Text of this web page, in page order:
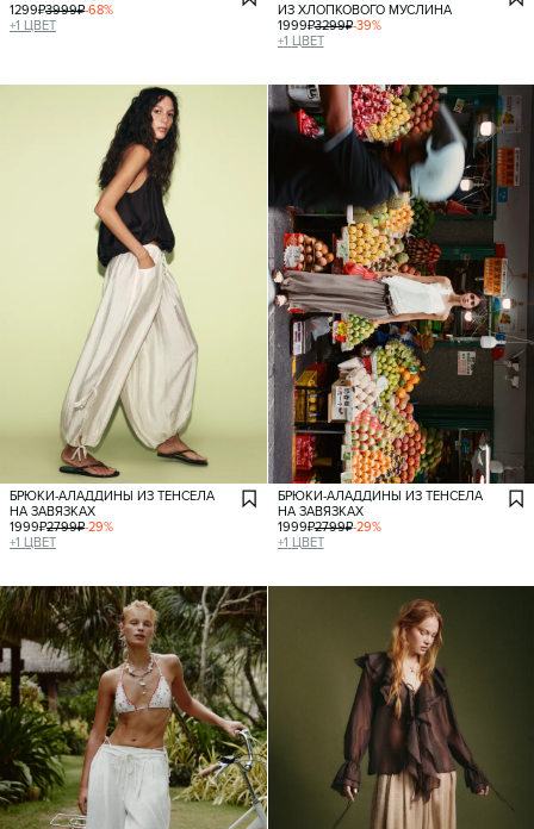
1299₽3999₽-68%
+1 ЦВЕТ
ИЗ ХЛОПКОВОГО МУСЛИНА
1999₽3299₽-39%
+1 ЦВЕТ
БРЮКИ-АЛАДДИНЫ ИЗ ТЕНСЕЛА
НА ЗАВЯЗКАХ
1999₽2799₽-29%
+1 ЦВЕТ
БРЮКИ-АЛАДДИНЫ ИЗ ТЕНСЕЛА
НА ЗАВЯЗКАХ
1999₽2799₽-29%
+1 ЦВЕТ